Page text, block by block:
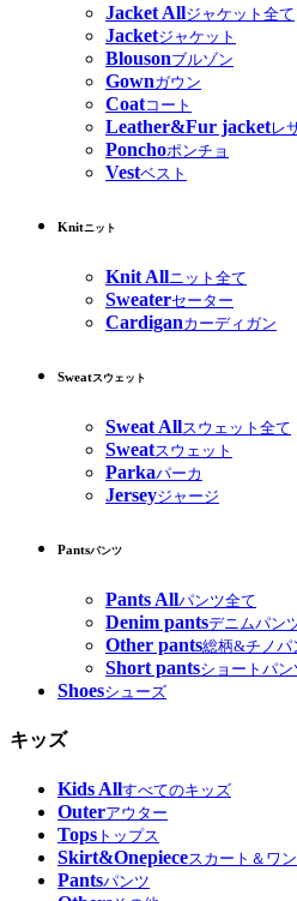
Jacket Allジャケット全て
Jacketジャケット
Blousonブルゾン
Gownガウン
Coatコート
Leather&Fur jacketレ
Ponchoポンチョ
Vestベスト
Knitニット
Knit Allニット全て
Sweaterセーター
Cardiganカーディガン
Sweatスウェット
Sweat Allスウェット全て
Sweatスウェット
Parkaパーカ
Jerseyジャージ
Pantsパンツ
Pants Allパンツ全て
Denim pantsデニムパン
Other pants総柄&チノパ
Short pantsショートパン
Shoesシューズ
キッズ
Kids Allすべてのキッズ
Outerアウター
Tops トップス
Skirt&Onepieceスカート＆ワ
Pantsパンツ